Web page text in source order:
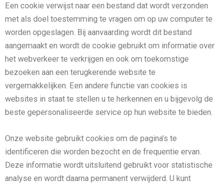
Een cookie verwijst naar een bestand dat wordt verzonden
met als doel toestemming te vragen om op uw computer te
worden opgeslagen. Bij aanvaarding wordt dit bestand
aangemaakt en wordt de cookie gebruikt om informatie over
het webverkeer te verkrijgen en ook om toekomstige
bezoeken aan een terugkerende website te
vergemakkelijken. Een andere functie van cookies is
websites in staat te stellen u te herkennen en u bijgevolg de
beste gepersonaliseerde service op hun website te bieden.
Onze website gebruikt cookies om de pagina’s te
identificeren die worden bezocht en de frequentie ervan.
Deze informatie wordt uitsluitend gebruikt voor statistische
analyse en wordt daarna permanent verwijderd. U kunt